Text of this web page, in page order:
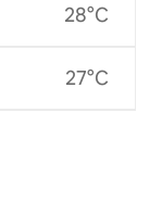
28°C
27°C